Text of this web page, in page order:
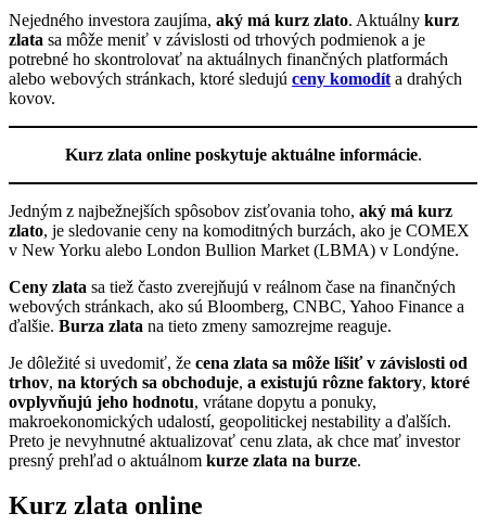
Nejedného investora zaujíma, aký má kurz zlato. Aktuálny kurz
zlata sa môže meniť v závislosti od trhových podmienok a je
potrebné ho skontrolovať na aktuálnych finančných platformách
alebo webových stránkach, ktoré sledujú ceny komodít a drahých
kovov.
Kurz zlata online poskytuje aktuálne informácie.
Jedným z najbežnejších spôsobov zisťovania toho, aký má kurz
zlato, je sledovanie ceny na komoditných burzách, ako je COMEX
v New Yorku alebo London Bullion Market (LBMA) v Londýne.
Ceny zlata sa tiež často zverejňujú v reálnom čase na finančných
webových stránkach, ako sú Bloomberg, CNBC, Yahoo Finance a
ďalšie. Burza zlata na tieto zmeny samozrejme reaguje.
Je dôležité si uvedomiť, že cena zlata sa môže líšiť v závislosti od
trhov, na ktorých sa obchoduje, a existujú rôzne faktory, ktoré
ovplyvňujú jeho hodnotu, vrátane dopytu a ponuky,
makroekonomických udalostí, geopolitickej nestability a ďalších.
Preto je nevyhnutné aktualizovať cenu zlata, ak chce mať investor
presný prehľad o aktuálnom kurze zlata na burze.
Kurz zlata online